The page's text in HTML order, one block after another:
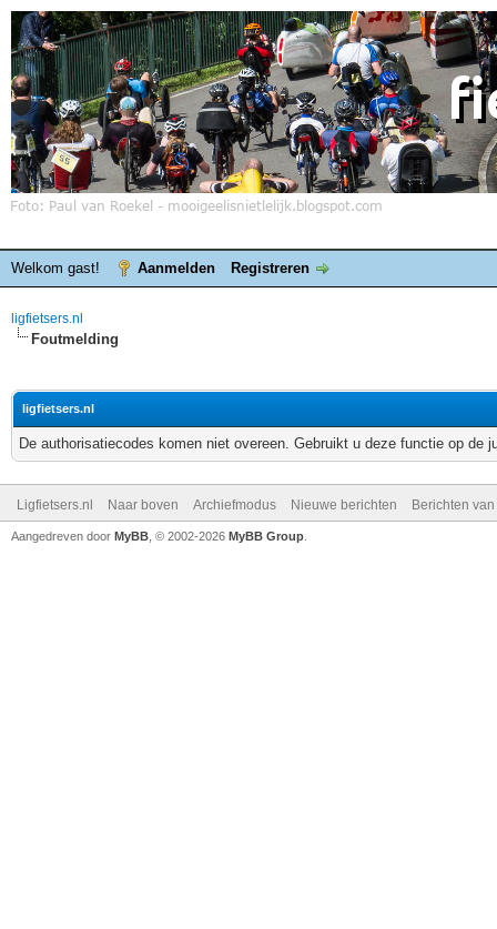
Welkom gast! Aanmelden Registreren
ligfietsers.nl
Foutmelding
ligfietsers.nl
De authorisatiecodes komen niet overeen. Gebruikt u deze functie op de
Ligfietsers.nl Naar boven Archiefmodus Nieuwe berichten Berichten
Aangedreven door MyBB , © 2002-2026 MyBB Group